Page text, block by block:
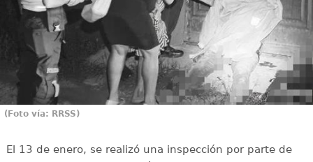
(Foto vía: RRSS)
El 13 de enero, se realizó una inspección por parte de